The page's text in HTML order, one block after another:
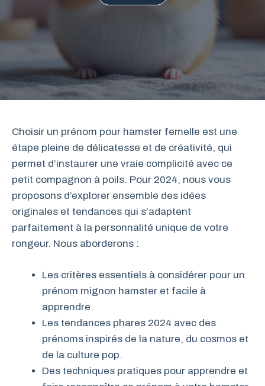
Choisir un prénom pour hamster femelle est une
étape pleine de délicatesse et de créativité, qui
permet d’instaurer une vraie complicité avec ce
petit compagnon à poils. Pour 2024, nous vous
proposons d’explorer ensemble des idées
originales et tendances qui s’adaptent
parfaitement à la personnalité unique de votre
rongeur. Nous aborderons :
Les critères essentiels à considérer pour un
prénom mignon hamster et facile à
apprendre.
Les tendances phares 2024 avec des
prénoms inspirés de la nature, du cosmos et
de la culture pop.
Des techniques pratiques pour apprendre et